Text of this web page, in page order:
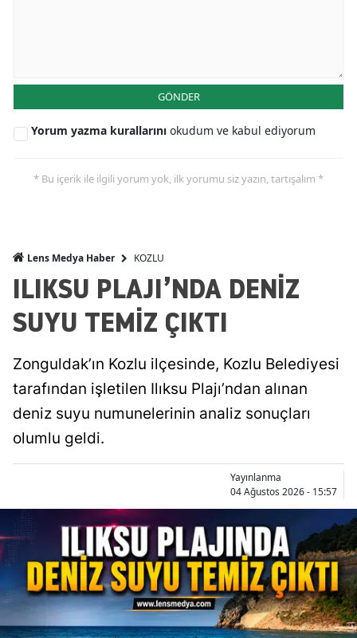
GÖNDER
Yorum yazma kurallarını okudum ve kabul ediyorum
* Bu içerik ile ilgili yorum yok, ilk yorumu siz yazın, tartışalım *
Lens Medya Haber KOZLU
ILIKSU PLAJI’NDA DENİZ
SUYU TEMİZ ÇIKTI
Zonguldak’ın Kozlu ilçesinde, Kozlu Belediyesi
tarafından işletilen Ilıksu Plajı’ndan alınan
deniz suyu numunelerinin analiz sonuçları
olumlu geldi.
Yayınlanma
04 Ağustos 2026 - 15:57